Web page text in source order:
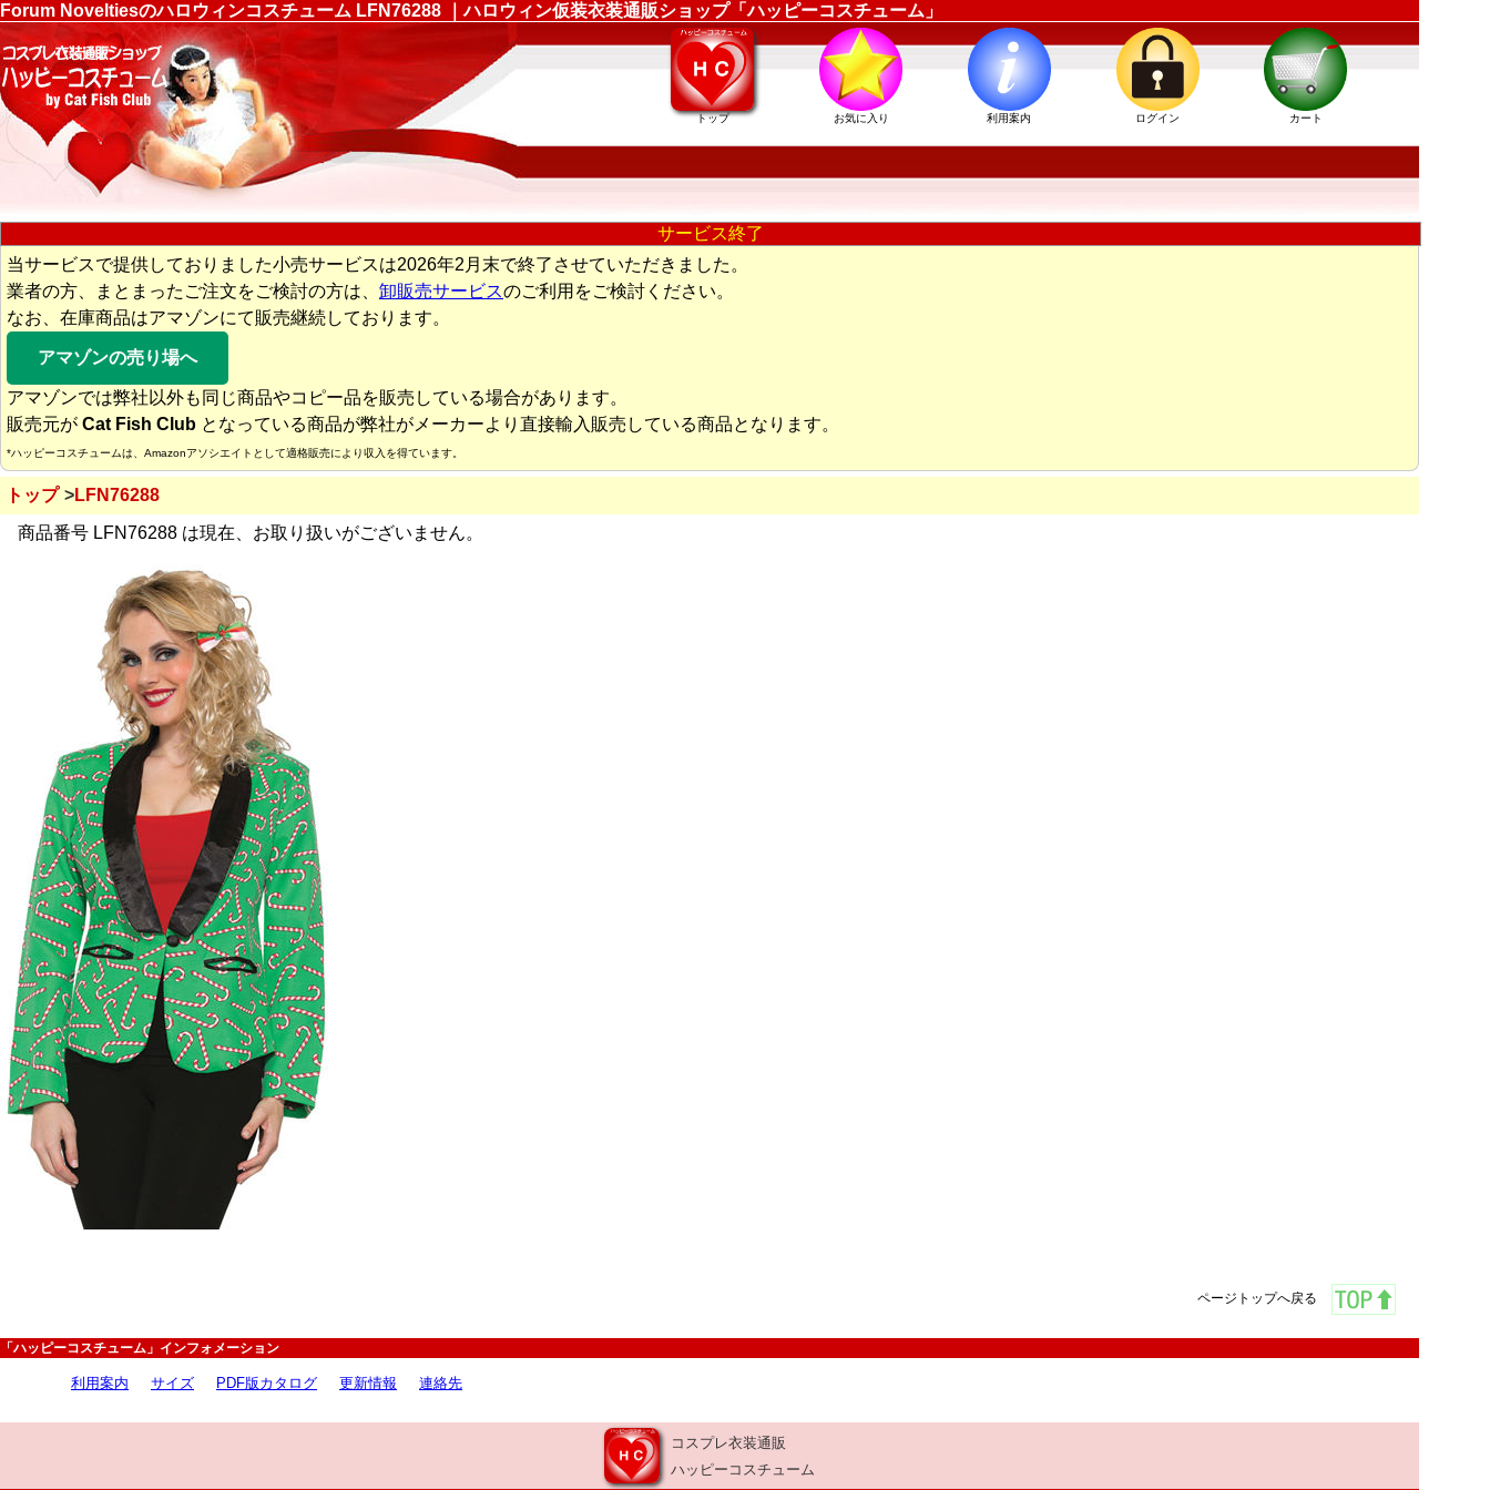
Forum Noveltiesのハロウィンコスチューム LFN76288 ｜ハロウィン仮装衣装通販ショップ「ハッピーコスチューム」
トップ お気に入り 利用案内 ログイン カート
サービス終了
当サービスで提供しておりました小売サービスは2026年2月末で終了させていただきました。
業者の方、まとまったご注文をご検討の方は、 卸販売サービスのご利用をご検討ください。
なお、在庫商品はアマゾンにて販売継続しております。
アマゾンの売り場へ
アマゾンでは弊社以外も同じ商品やコピー品を販売している場合があります。
販売元が Cat Fish Club となっている商品が弊社がメーカーより直接輸入販売している商品となります。
*ハッピーコスチュームは、Amazonアソシエイトとして適格販売により収入を得ています。
トップ
LFN76288
商品番号 LFN76288 は現在、お取り扱いがございません。
ページトップへ戻る
「ハッピーコスチューム」インフォメーション
利用案内 サイズ PDF版カタログ 更新情報 連絡先
コスプレ衣装通販
ハッピーコスチューム